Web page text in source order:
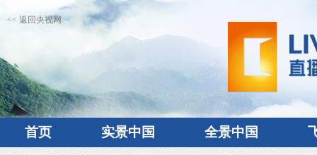
<< 返回央视网
首页 实景中国 全景中国